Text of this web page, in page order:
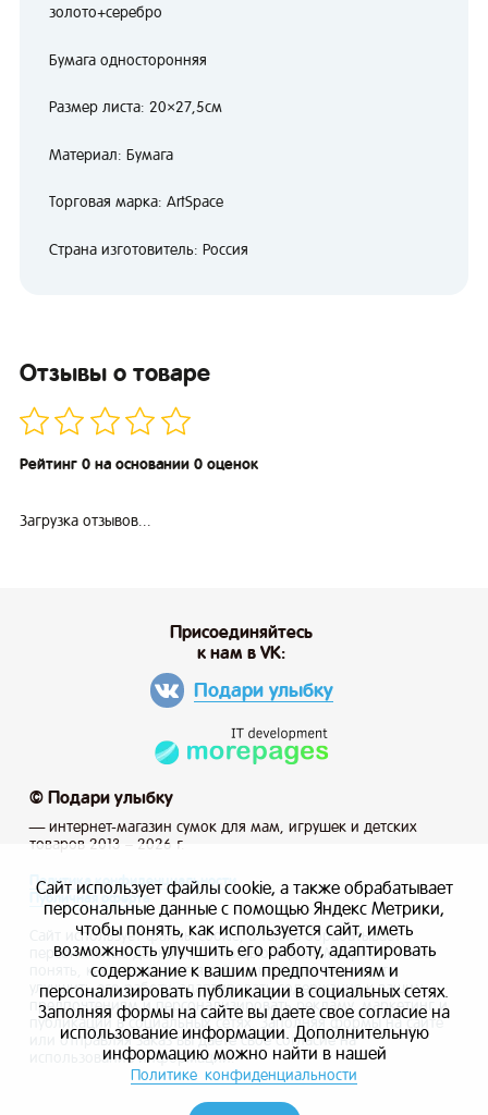
золото+серебро
Бумага односторонняя
Размер листа: 20×27,5см
Материал: Бумага
Торговая марка: ArtSpace
Страна изготовитель: Россия
Отзывы о товаре
Рейтинг 0 на основании 0 оценок
Загрузка отзывов...
© Подари улыбку
— интернет-магазин сумок для мам, игрушек и детских
товаров 2013 – 2026 г.
Присоединяйтесь
к нам в VK:
Подари улыбку
Политика конфиденциальности
Публичная оферта
Сайт использует файлы cookie, а также обрабатывает
персональные данные с помощью Яндекс Метрики, чтобы
понять, как используется сайт, и иметь возможность
улучшить его работу, адаптировать содержание к вашим
предпочтениям и персонализировать рекламу, маркетинг и
публикации в социальных сетях. Заполняя формы на сайте
или отправляя заказ вы даете свое согласие на
использование информации.
Сайт использует файлы cookie, а также обрабатывает
персональные данные с помощью Яндекс Метрики,
чтобы понять, как используется сайт, иметь
возможность улучшить его работу, адаптировать
содержание к вашим предпочтениям и
персонализировать публикации в социальных сетях.
Заполняя формы на сайте вы даете свое согласие на
использование информации. Дополнительную
информацию можно найти в нашей
Политике конфиденциальности